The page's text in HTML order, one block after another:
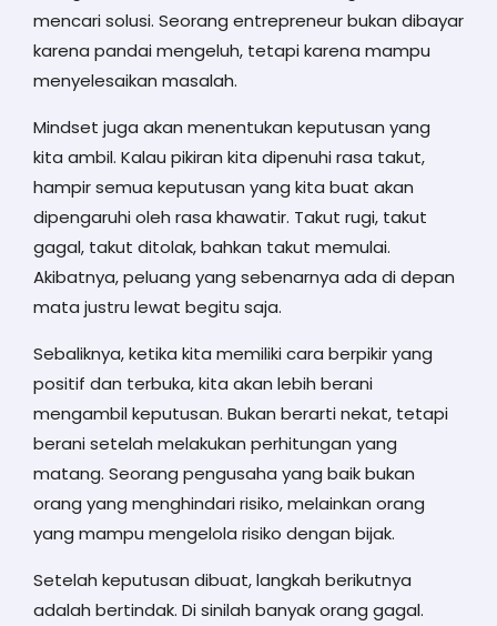
mencari solusi. Seorang entrepreneur bukan dibayar
karena pandai mengeluh, tetapi karena mampu
menyelesaikan masalah.
Mindset juga akan menentukan keputusan yang
kita ambil. Kalau pikiran kita dipenuhi rasa takut,
hampir semua keputusan yang kita buat akan
dipengaruhi oleh rasa khawatir. Takut rugi, takut
gagal, takut ditolak, bahkan takut memulai.
Akibatnya, peluang yang sebenarnya ada di depan
mata justru lewat begitu saja.
Sebaliknya, ketika kita memiliki cara berpikir yang
positif dan terbuka, kita akan lebih berani
mengambil keputusan. Bukan berarti nekat, tetapi
berani setelah melakukan perhitungan yang
matang. Seorang pengusaha yang baik bukan
orang yang menghindari risiko, melainkan orang
yang mampu mengelola risiko dengan bijak.
Setelah keputusan dibuat, langkah berikutnya
adalah bertindak. Di sinilah banyak orang gagal.